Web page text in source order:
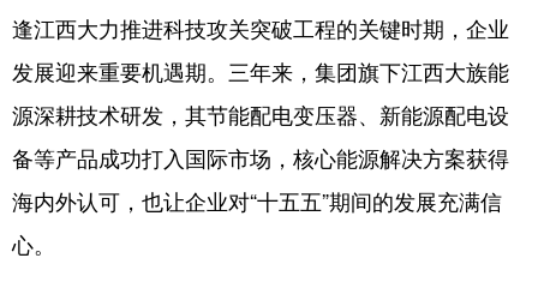
逢江西大力推进科技攻关突破工程的关键时期，企业
发展迎来重要机遇期。三年来，集团旗下江西大族能
源深耕技术研发，其节能配电变压器、新能源配电设
备等产品成功打入国际市场，核心能源解决方案获得
海内外认可，也让企业对“十五五”期间的发展充满信
心。